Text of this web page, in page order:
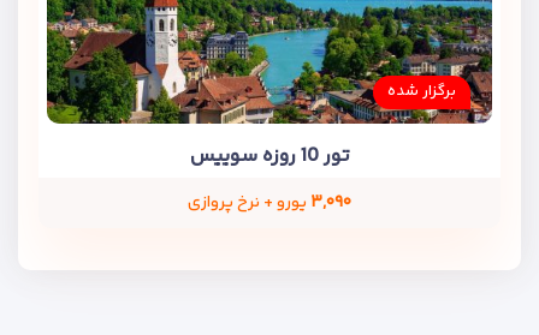
برگزار شده
تور 10 روزه سوییس
۳,۰۹۰ یورو + نرخ پروازی